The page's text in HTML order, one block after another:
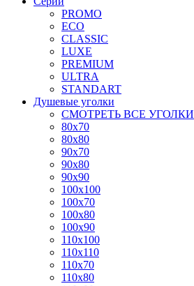
PROMO
ECO
CLASSIC
LUXE
PREMIUM
ULTRA
STANDART
Душевые уголки
СМОТРЕТЬ ВСЕ УГОЛКИ
80x70
80x80
90x70
90x80
90x90
100x100
100x70
100x80
100x90
110x100
110x110
110x70
110x80